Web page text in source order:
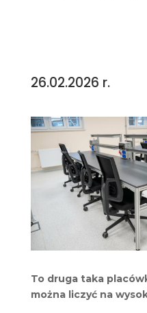
26.02.2026 r.
To druga taka
można liczyć na